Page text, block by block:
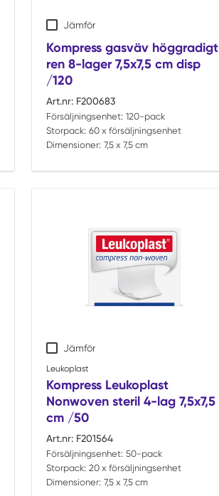
Jämför
Kompress gasväv höggradigt
ren 8-lager 7,5x7,5 cm disp
/120
Art.nr: F200683
Försäljningsenhet: 120-pack
Storpack: 60 x försäljningsenhet
Dimensioner: 7,5 x 7,5 cm
Jämför
Leukoplast
Kompress Leukoplast
Nonwoven steril 4-lag 7,5x7,5
cm /50
Art.nr: F201564
Försäljningsenhet: 50-pack
Storpack: 20 x försäljningsenhet
Dimensioner: 7,5 x 7,5 cm